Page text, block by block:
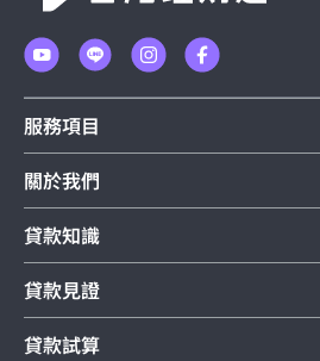
服務項目
關於我們
貸款知識
貸款見證
貸款試算